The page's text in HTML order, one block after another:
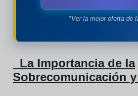
*Ver la mejor oferta de
La Importancia de la
Sobrecomunicación